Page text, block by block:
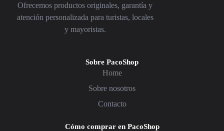
Ofrecemos productos originales, garantía y
atención personalizada para turistas, locales
y mayoristas.
Sobre PacoShop
Home
Sobre nosotros
Contacto
Cómo comprar en PacoShop